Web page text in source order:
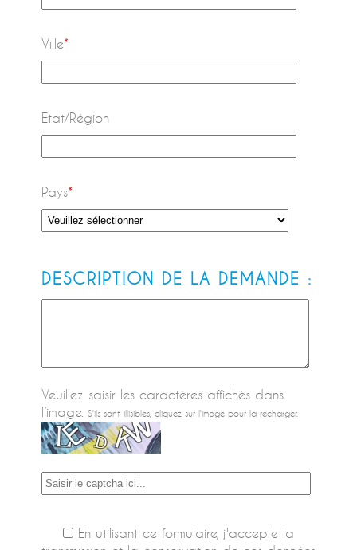
Ville*
Etat/Région
Pays*
DESCRIPTION DE LA DEMANDE :
Veuillez saisir les caractères affichés dans
l’image. S'ils sont illisibles, cliquez sur l'image pour la recharger.
En utilisant ce formulaire, j'accepte la